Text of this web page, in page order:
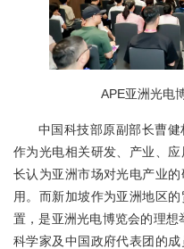
APE亚洲光电
中国科技部原副部长曹健
作为光电相关研发、产业、
长认为亚洲市场对光电产业
用。而新加坡作为亚洲地区
置，是亚洲光电博览会的理想
科学家及中国政府代表团的